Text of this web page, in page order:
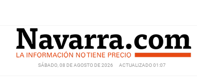
SÁBADO, 08 DE AGOSTO DE 2026 ACTUALIZADO 01:07